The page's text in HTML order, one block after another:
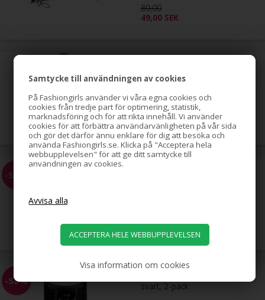
Samtycke till användningen av cookies
På Fashiongirls använder vi våra egna cookies och
cookies från tredje part för optimering, statistik,
marknadsföring och för att rikta innehåll. Vi använder
cookies för att förbättra användarvänligheten på vår sida
och gör det därför ännu enklare för dig att besöka och
använda Fashiongirls.se. Klicka på "Acceptera hela
webbupplevelsen" för att ge ditt samtycke till
användningen av cookies.
Visa information om cookies
89,00
49,00 SEK
guld
79,00 SEK
-51%
-58% svart, 2-pack